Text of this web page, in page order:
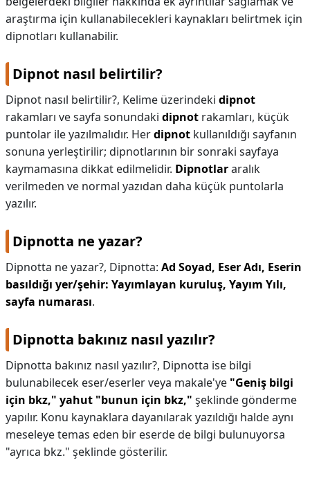
araştırma için kullanabilecekleri kaynakları belirtmek için
dipnotları kullanabilir.
Dipnot nasıl belirtilir?
Dipnot nasıl belirtilir?, Kelime üzerindeki dipnot
rakamları ve sayfa sonundaki dipnot rakamları, küçük
puntolar ile yazılmalıdır. Herdipnot kullanıldığı sayfanın
sonuna yerleştirilir; dipnotlarının bir sonraki sayfaya
kaymamasına dikkat edilmelidir. Dipnotlararalık
verilmeden ve normal yazıdan daha küçük puntolarla
yazılır.
Dipnotta ne yazar?
Dipnotta ne yazar?, Dipnotta: Ad Soyad, Eser Adı, Eserin
basıldığı yer/şehir: Yayımlayan kuruluş, Yayım Yılı,
sayfa numarası.
Dipnotta bakınız nasıl yazılır?
Dipnotta bakınız nasıl yazılır?, Dipnotta ise bilgi
bulunabilecek eser/eserler veya makale'ye "Geniş bilgi
için bkz," yahut "bunun için bkz," şeklinde gönderme
yapılır. Konu kaynaklara dayanılarak yazıldığı halde aynı
meseleye temas eden bir eserde de bilgi bulunuyorsa
"ayrıca bkz." şeklinde gösterilir.